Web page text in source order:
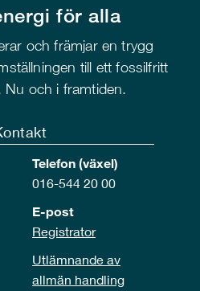
för alla
och främjar en trygg
till ett fossilfritt
Nu och i framtiden.
Telefon (växel)
016-544 20 00
E-post
Registrator
Utlämnande av
allmän handling